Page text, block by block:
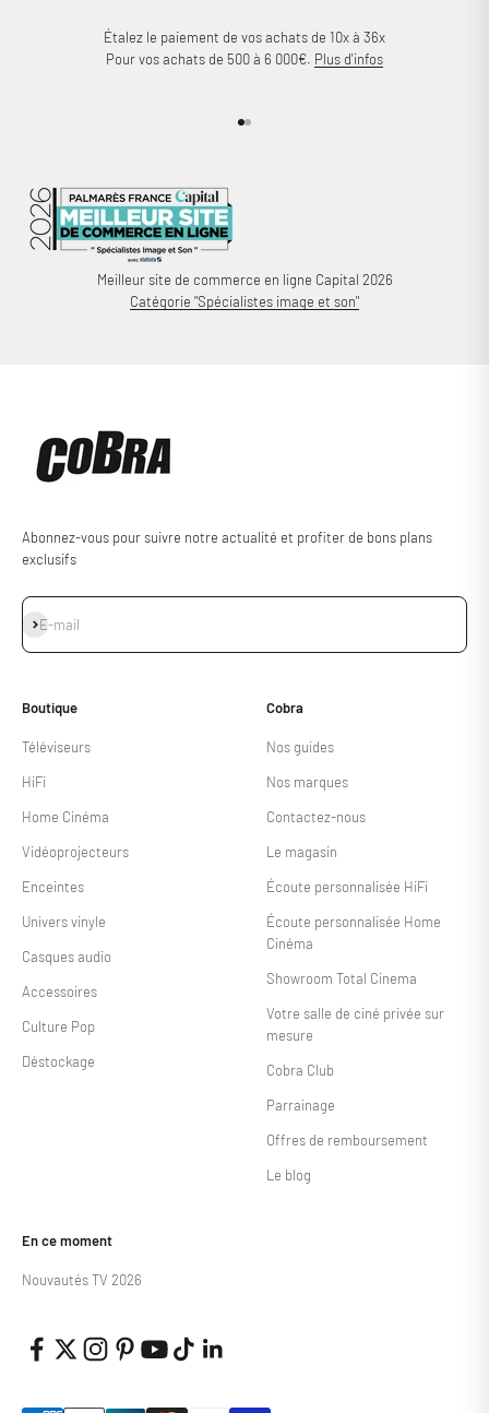
Étalez le paiement de vos achats de 10x à 36x
Pour vos achats de 500 à 6 000€. Plus d'infos
Aller à l'élément 1
Aller à l'élément 2
Meilleur site de commerce en ligne Capital 2026
Catégorie "Spécialistes image et son"
Abonnez-vous pour suivre notre actualité et profiter de bons plans
exclusifs
E-mail
S'inscrire
Boutique
Téléviseurs
HiFi
Home Cinéma
Vidéoprojecteurs
Enceintes
Univers vinyle
Casques audio
Accessoires
Culture Pop
Déstockage
Cobra
Nos guides
Nos marques
Contactez-nous
Le magasin
Écoute personnalisée HiFi
Écoute personnalisée Home
Cinéma
Showroom Total Cinema
Votre salle de ciné privée sur
mesure
Cobra Club
Parrainage
Offres de remboursement
Le blog
En ce moment
Nouvautés TV 2026